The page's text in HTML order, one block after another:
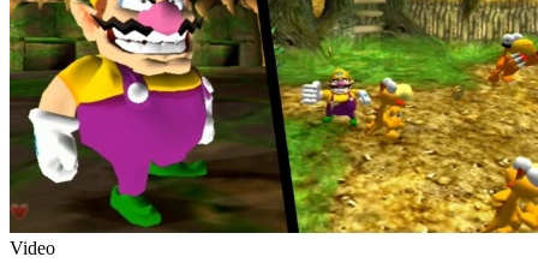
Video